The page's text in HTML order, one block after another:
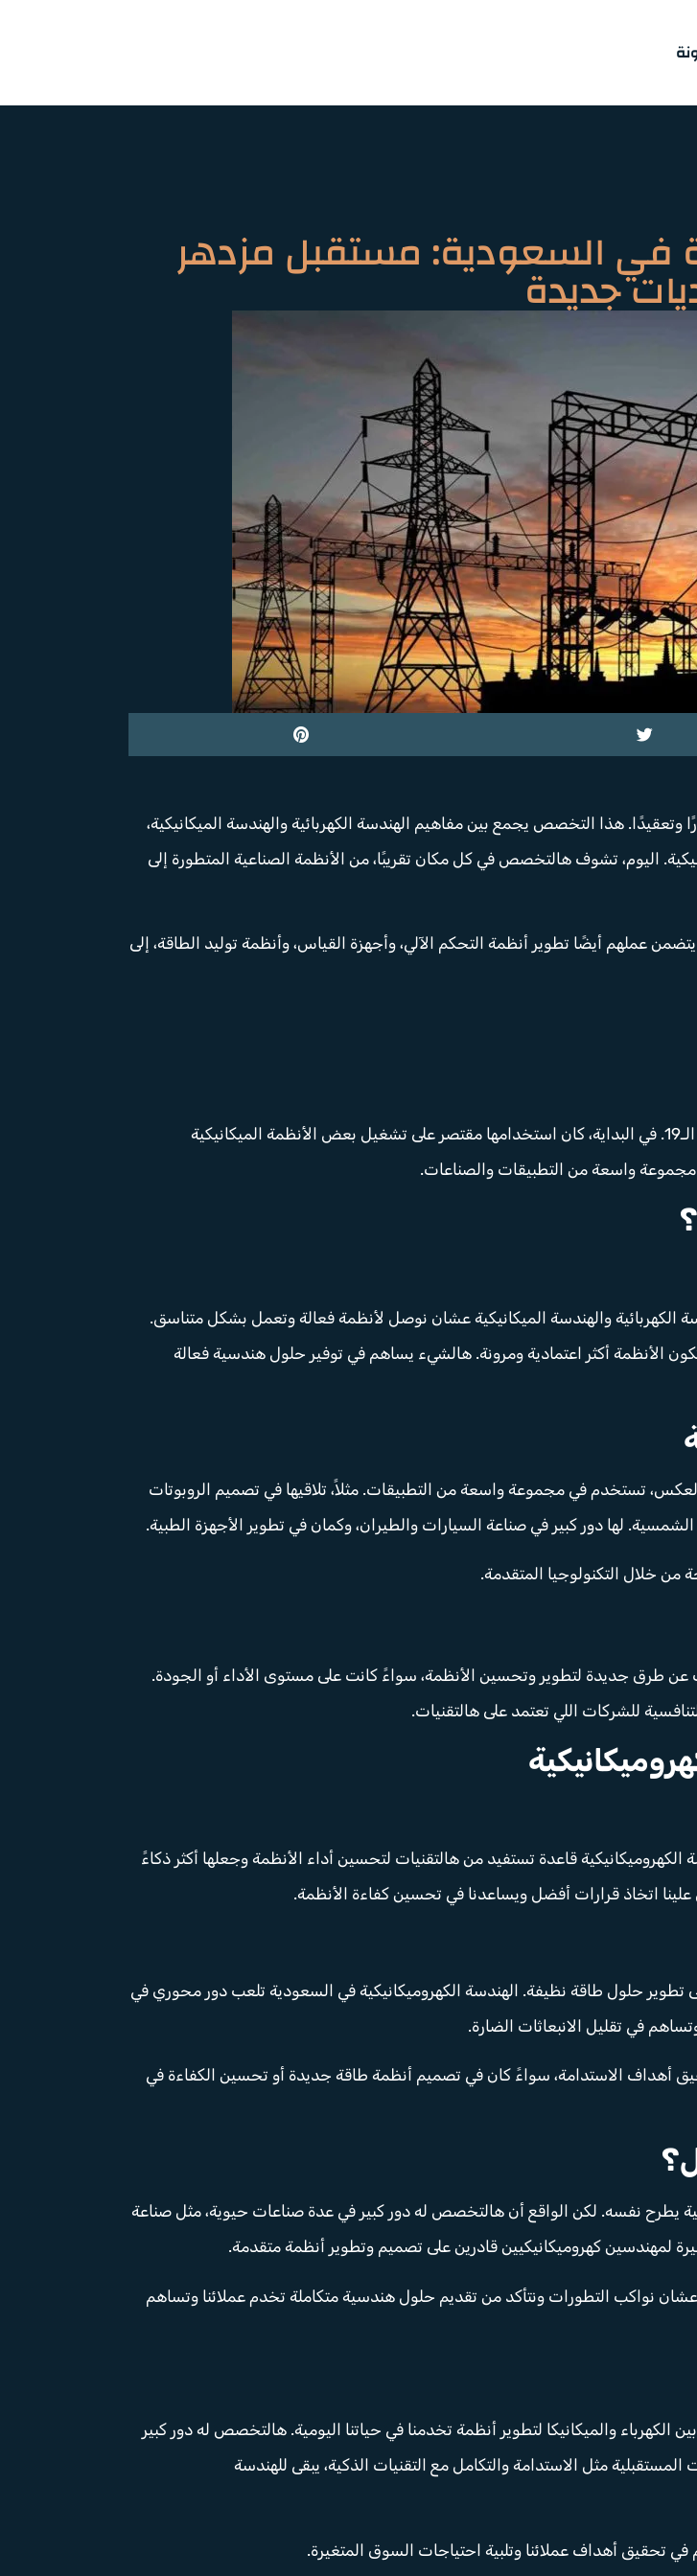
في السعودية: مستقبل مزدهر
جديدة
هذا التخصص يجمع بين مفاهيم الهندسة الكهربائية والهندسة الميكانيكية،
اليوم، تشوف هالتخصص في كل مكان تقريبًا، من الأنظمة الصناعية المتطورة إلى
عملهم أيضًا تطوير أنظمة التحكم الآلي، وأجهزة القياس، وأنظمة توليد الطاقة، إلى
الهندسة الكهروميكانيكية مرت بمراحل تطور عديدة منذ بدايتها في القرن الـ19. في البداية، كان استخدامها مقتصر على تشغيل بعض الأنظمة الميكانيكية
مجموعة واسعة من التطبيقات والصناعات.
الكهربائية والهندسة الميكانيكية عشان نوصل لأنظمة فعالة وتعمل بشكل متناسق.
الأنظمة أكثر اعتمادية ومرونة. هالشيء يساهم في توفير حلول هندسية فعالة
تستخدم في مجموعة واسعة من التطبيقات. مثلاً، تلاقيها في تصميم الروبوتات
لها دور كبير في صناعة السيارات والطيران، وكمان في تطوير الأجهزة الطبية.
خلال التكنولوجيا المتقدمة.
عن طرق جديدة لتطوير وتحسين الأنظمة، سواءً كانت على مستوى الأداء أو الجودة.
للشركات اللي تعتمد على هالتقنيات.
قاعدة تستفيد من هالتقنيات لتحسين أداء الأنظمة وجعلها أكثر ذكاءً
اتخاذ قرارات أفضل ويساعدنا في تحسين كفاءة الأنظمة.
تطوير حلول طاقة نظيفة. الهندسة الكهروميكانيكية في السعودية تلعب دور محوري في
في تقليل الانبعاثات الضارة.
أهداف الاستدامة، سواءً كان في تصميم أنظمة طاقة جديدة أو تحسين الكفاءة في
يطرح نفسه. لكن الواقع أن هالتخصص له دور كبير في عدة صناعات حيوية، مثل صناعة
لمهندسين كهروميكانيكيين قادرين على تصميم وتطوير أنظمة متقدمة.
نواكب التطورات ونتأكد من تقديم حلول هندسية متكاملة تخدم عملائنا وتساهم
والميكانيكا لتطوير أنظمة تخدمنا في حياتنا اليومية. هالتخصص له دور كبير
مثل الاستدامة والتكامل مع التقنيات الذكية، يبقى للهندسة
تحقيق أهداف عملائنا وتلبية احتياجات السوق المتغيرة.